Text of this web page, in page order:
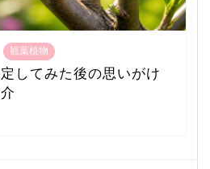
観葉植物
してみた後の思いがけ